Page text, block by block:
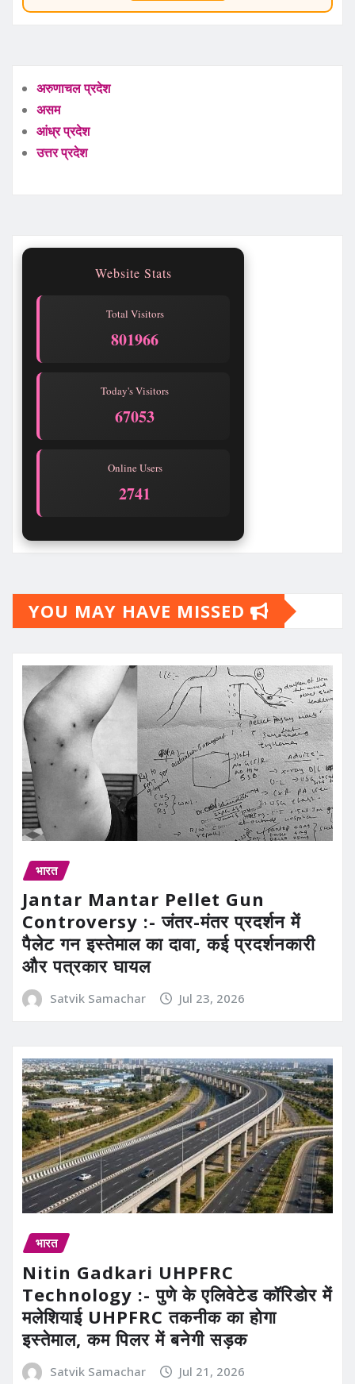
अरुणाचल प्रदेश
असम
आंध्र प्रदेश
उत्तर प्रदेश
Website Stats
Total Visitors
801966
Today's Visitors
67053
Online Users
2741
YOU MAY HAVE MISSED
भारत
Jantar Mantar Pellet Gun
Controversy :- जंतर-मंतर प्रदर्शन में
पैलेट गन इस्तेमाल का दावा, कई प्रदर्शनकारी
और पत्रकार घायल
Satvik Samachar Jul 23, 2026
भारत
Nitin Gadkari UHPFRC
Technology :- पुणे के एलिवेटेड कॉरिडोर में
मलेशियाई UHPFRC तकनीक का होगा
इस्तेमाल, कम पिलर में बनेगी सड़क
Satvik Samachar Jul 21, 2026